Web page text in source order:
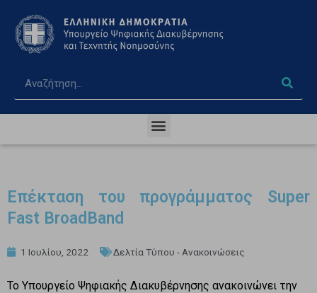
Επέκταση του προγράμματος Super
Fast BroadBand
1 Ιουλίου, 2022 Δελτία Τύπου - Ανακοινώσεις
Το Υπουργείο Ψηφιακής Διακυβέρνησης ανακοινώνει την